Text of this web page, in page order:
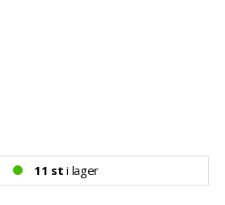
11 st i lager